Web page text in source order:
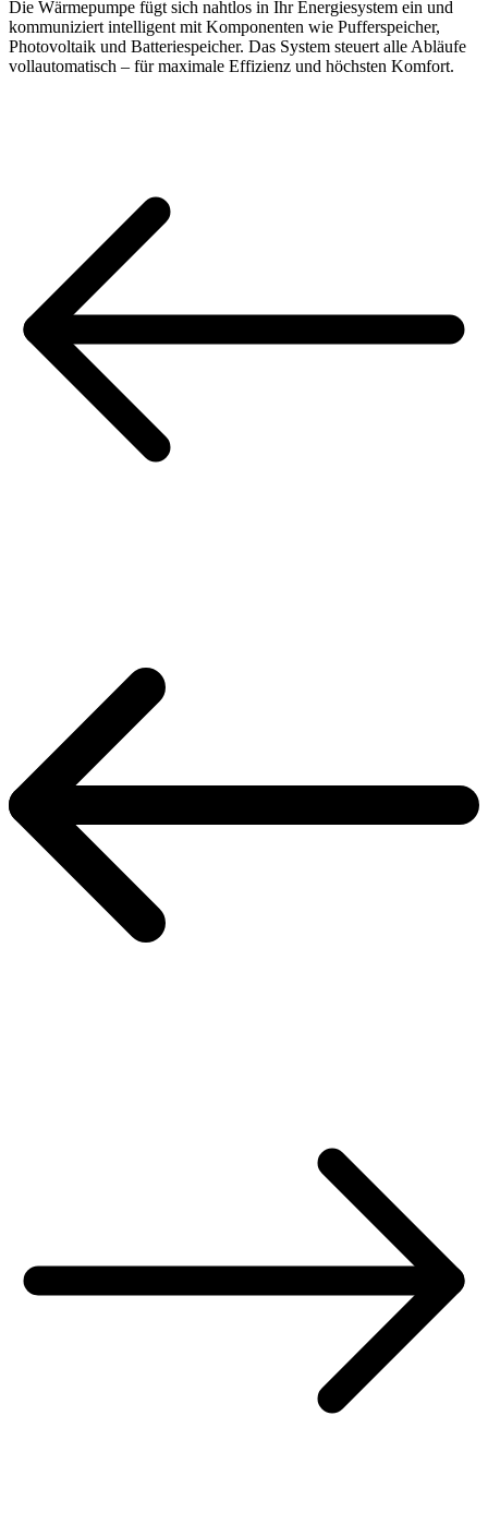
Die Wärmepumpe fügt sich nahtlos in Ihr Energiesystem ein und
kommuniziert intelligent mit Komponenten wie Pufferspeicher,
Photovoltaik und Batteriespeicher. Das System steuert alle Abläufe
vollautomatisch – für maximale Effizienz und höchsten Komfort.